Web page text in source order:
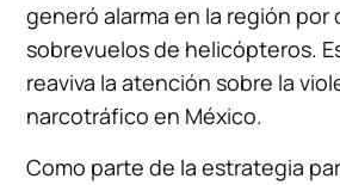
generó alarma en la región por
sobrevuelos de helicópteros.
reaviva la atención sobre la
narcotráfico en México.
Como parte de la estrategia